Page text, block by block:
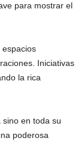
para mostrar el
Iniciativas
la rica
en toda su
poderosa